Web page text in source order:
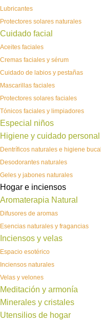
Lubricantes
Protectores solares naturales
Cuidado facial
Aceites faciales
Cremas faciales y sérum
Cuidado de labios y pestañas
Mascarillas faciales
Protectores solares faciales
Tónicos faciales y limpiadores
Especial niños
Higiene y cuidado personal
Dentríficos naturales e higiene bucal
Desodorantes naturales
Geles y jabones naturales
Hogar e inciensos
Aromaterapia Natural
Difusores de aromas
Esencias naturales y fragancias
Inciensos y velas
Espacio esotérico
Inciensos naturales
Velas y velones
Meditación y armonía
Minerales y cristales
Utensilios de hogar